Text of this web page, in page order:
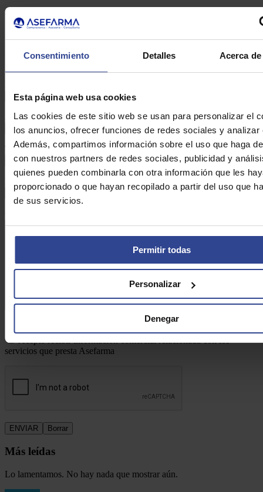
Consentimiento Detalles Acerca
Esta página web usa cookies
Las cookies de este sitio web se usan para personalizar el
los anuncios, ofrecer funciones de redes sociales y analizar
Además, compartimos información sobre el uso que haga
con nuestros partners de redes sociales, publicidad y
quienes pueden combinarla con otra información que les
proporcionado o que hayan recopilado a partir del uso que
de sus servicios.
Permitir todas
Personalizar
Denegar
Formulario de contacto
DE ASEFARMA
Apellidos:*
Teléfono:*
Acepto recibir información comercial relacionada con los
servicios que presta Asefarma
Más leídas
Lo lamentamos. No hay nada que mostrar aún.